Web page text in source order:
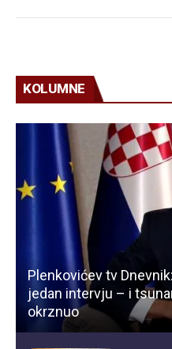
KOLUMNE
Plenkovićev tv
jedan intervju – i
okrznuo